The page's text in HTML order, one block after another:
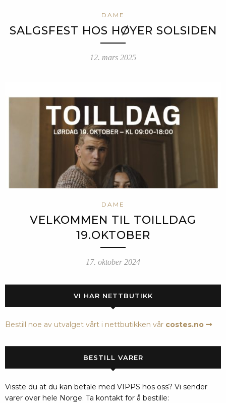
DAME
SALGSFEST HOS HØYER SOLSIDEN
12. mars 2025
DAME
VELKOMMEN TIL TOILLDAG
19.OKTOBER
17. oktober 2024
VI HAR NETTBUTIKK
Bestill noe av utvalget vårt i nettbutikken vår costes.no
BESTILL VARER
Visste du at du kan betale med VIPPS hos oss? Vi sender
varer over hele Norge. Ta kontakt for å bestille: